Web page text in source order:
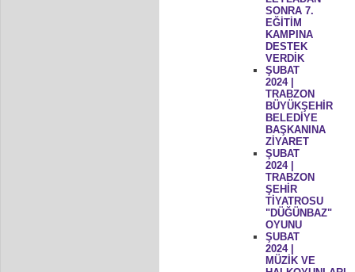
SONRA 7.
EĞİTİM
KAMPINA
DESTEK
VERDİK
ŞUBAT
2024 |
TRABZON
BÜYÜKŞEHİR
BELEDİYE
BAŞKANINA
ZİYARET
ŞUBAT
2024 |
TRABZON
ŞEHİR
TİYATROSU
"DÜĞÜNBAZ"
OYUNU
ŞUBAT
2024 |
MÜZİK VE